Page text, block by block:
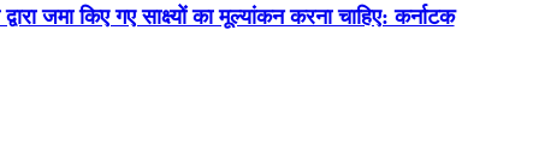
जमा किए गए साक्ष्यों का मूल्यांकन करना चाहिए: कर्नाटक